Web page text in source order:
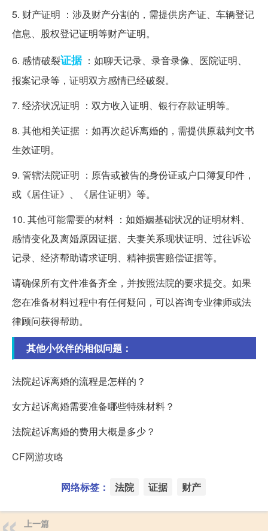
5. 财产证明 ：涉及财产分割的，需提供房产证、车辆登记
信息、股权登记证明等财产证明。
6. 感情破裂证据：如聊天记录、录音录像、医院证明、
报案记录等，证明双方感情已经破裂。
7. 经济状况证明 ：双方收入证明、银行存款证明等。
8. 其他相关证据 ：如再次起诉离婚的，需提供原裁判文书
生效证明。
9. 管辖法院证明 ：原告或被告的身份证或户口簿复印件，
或《居住证》、《居住证明》等。
10. 其他可能需要的材料 ：如婚姻基础状况的证明材料、
感情变化及离婚原因证据、夫妻关系现状证明、过往诉讼
记录、经济帮助请求证明、精神损害赔偿证据等。
请确保所有文件准备齐全，并按照法院的要求提交。如果
您在准备材料过程中有任何疑问，可以咨询专业律师或法
律顾问获得帮助。
其他小伙伴的相似问题：
法院起诉离婚的流程是怎样的？
女方起诉离婚需要准备哪些特殊材料？
法院起诉离婚的费用大概是多少？
CF网游攻略
网络标签： 法院 证据 财产
上一篇